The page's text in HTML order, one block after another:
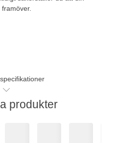
produkter